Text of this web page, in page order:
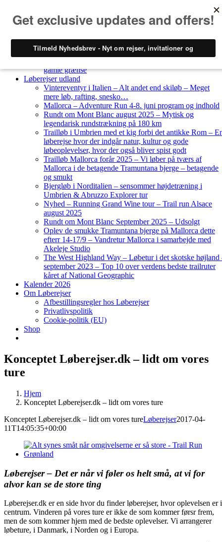
Løberejser Danmark
gamle grænse
Løberejser udland
Vintereventyr i Italien – Alt andet end skiløb – Meget
mere løb, rafting, snesko…
Mallorca – Adventure Run 4-8. juni program og indhold
Rundt om Mont Blanc august 2025 – Mytisk og
legendarisk rundstrækning på 180 km
Trailløb i Umbrien med et kig forbi det antikke Rom –
løberejse hvor der indgår natur, kultur og gode
løbeoplevelser, hvor der også bliver spist godt
Trailløb Mallorca forår 2025 – Vi løber på tværs af
Mallorca i de betagende Tramuntana bjerge – betagende
og smukt
Bjergløb i Norditalien – sensommer højdetræning i
Umbrien & Abruzzo Explorer tur
Nyhed – Running Grand Wine tour – Trail run Alsace
august 2025
Rundt om Mont Blanc September 2025 – Udsolgt
Oplev de smukke Tramuntana bjerge på Mallorca dette
efterr 14-17/9 – Vandretur Mallorca i samarbejde med
Akeleje Studio
The West Highland Way – Løbetur i det skotske højland
september 2023 – Top 10 over verdens bedste trailruter
kåret af National Geographic
Kalender 2026
Om Løberejser
Afbestillingsregler hos Løberejser
Privatlivspolitik
Cookie-politik (EU)
Shop
Konceptet Løberejser.dk – lidt om vores
ture
Hjem
Konceptet Løberejser.dk – lidt om vores ture
Konceptet Løberejser.dk – lidt om vores tureLøberejser2017-04-
11T14:05:35+00:00
Løberejser – Det er når vi føler os helt små, at vi for
alvor kan se de store ting
Løberejser.dk er en side hvor du finder løberejser, hvor oplevelsen er i
centrum. Vinderen på vores ture er ikke de som kommer førsr frem,
men de som kommer hjem med de bedste oplevelser. Vi arrangerer
løbeture, i Danmark, i Norden og i Europa.